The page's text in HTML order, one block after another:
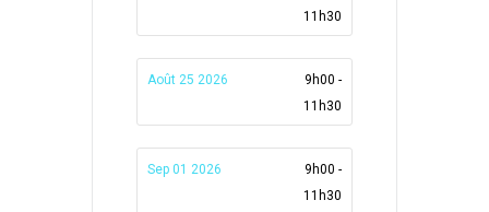
11h30
Août 25 2026
9h00 -
11h30
Sep 01 2026
9h00 -
11h30